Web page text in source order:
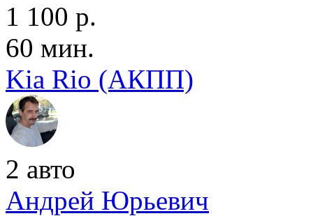
1 100 р.
60 мин.
Kia Rio (АКПП)
2 авто
Андрей Юрьевич